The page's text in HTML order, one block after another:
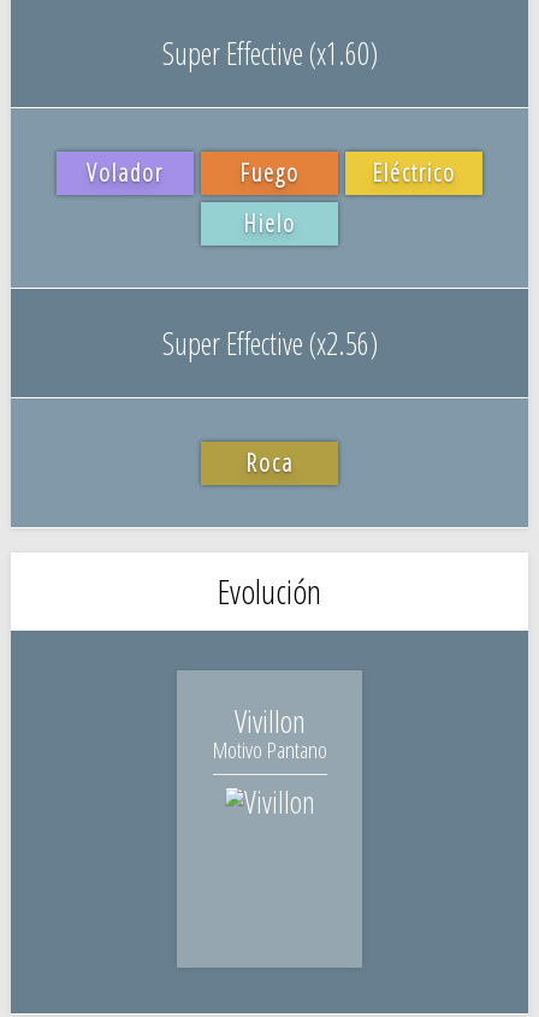
Super Effective (x1.60)
Volador Fuego
Eléctrico
Hielo
Super Effective (x2.56)
Roca
Evolución
Vivillon
Motivo Pantano